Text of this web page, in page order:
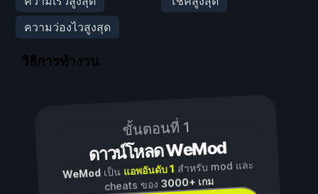
ความว่องไวสูงสุด
วิธีการทำงาน
ขั้นตอนที่ 1
ดาวน์โหลด WeMod
WeModเป็น แอพอันดับ 1 สำหรับ mod และ
cheats ของ3000+ เกม